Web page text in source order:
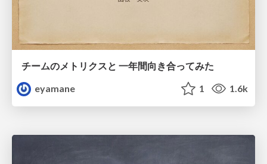
チームのメトリクスと 一年間向き合ってみた
eyamane
1 1.6k